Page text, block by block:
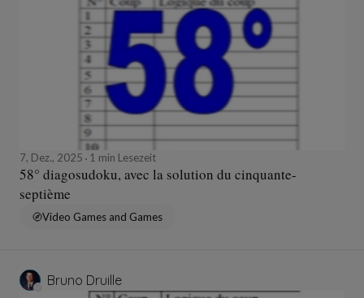
7, Dez., 2025 1 min Lesezeit
58° diagosudoku, avec la solution du cinquante-
septième
Video Games and Games
Bruno Druille